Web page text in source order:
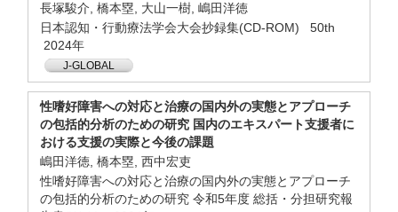
長塚駿介, 橋本塁, 大山一樹, 嶋田洋徳
日本認知・行動療法学会大会抄録集(CD-ROM) 50th
2024年
J-GLOBAL
性嗜好障害への対応と治療の国内外の実態とアプローチ
の包括的分析のための研究 国内のエキスパート支援者に
おける支援の実際と今後の課題
嶋田洋徳, 橋本塁, 西中宏吏
性嗜好障害への対応と治療の国内外の実態とアプローチ
の包括的分析のための研究 令和5年度 総括・分担研究報